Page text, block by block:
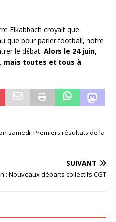
Elkabbach croyait que
que pour parler football, notre
le débat. Alors le 24 juin,
mais toutes et tous à
samedi. Premiers résultats de la
SUIVANT
: Nouveaux départs collectifs CGT